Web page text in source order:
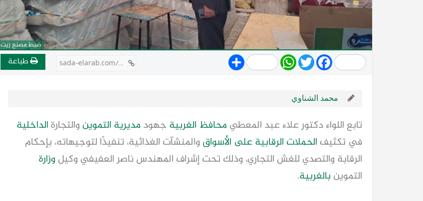
ضبط مصنع زيت
Share WhatsApp
TwitterFacebook طباعة sada-elarab.com/806106
محمد الشناوي
تابع اللواء دكتور علاء عبد المعطي محافظ الغربية جهود مديرية التموين والتجارةالداخلية
في تكثيف الحملات الرقابية على الأسواق والمنشآت الغذائية، تنفيذًا لتوجيهاته، بإحكام
الرقابة والتصدي للغش التجاري، وذلك تحت إشراف المهندس ناصر العفيفي وكيلوزارة
التموين بالغربية.